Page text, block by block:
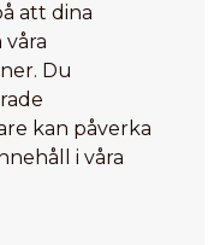
att dina
Du
kan påverka
i våra